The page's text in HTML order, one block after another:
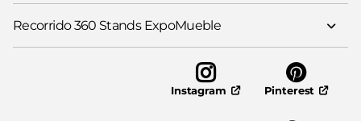
Recorrido 360 Stands ExpoMueble
Instagram Pinterest